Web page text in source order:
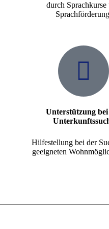
durch Sprachkurse
Unterstützung
Hilfestellung bei der
geeigneten